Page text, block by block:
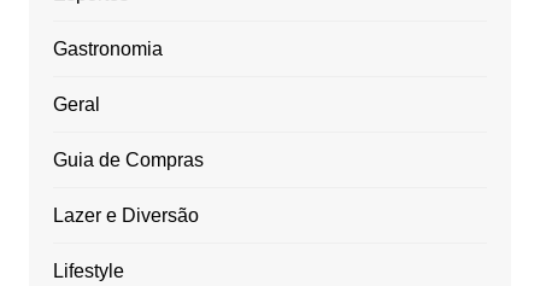
Gastronomia
Geral
Guia de Compras
Lazer e Diversão
Lifestyle